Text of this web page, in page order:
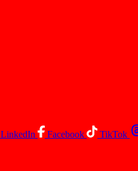
LinkedIn Facebook TikTok